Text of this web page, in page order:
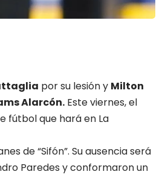
por su lesión y Milton
Alarcón. Este viernes, el
fútbol que hará en La
de “Sifón”. Su ausencia será
Paredes y conformaron un